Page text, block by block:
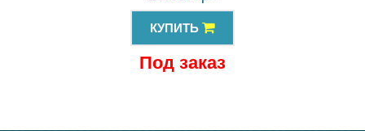
КУПИТЬ
Под заказ